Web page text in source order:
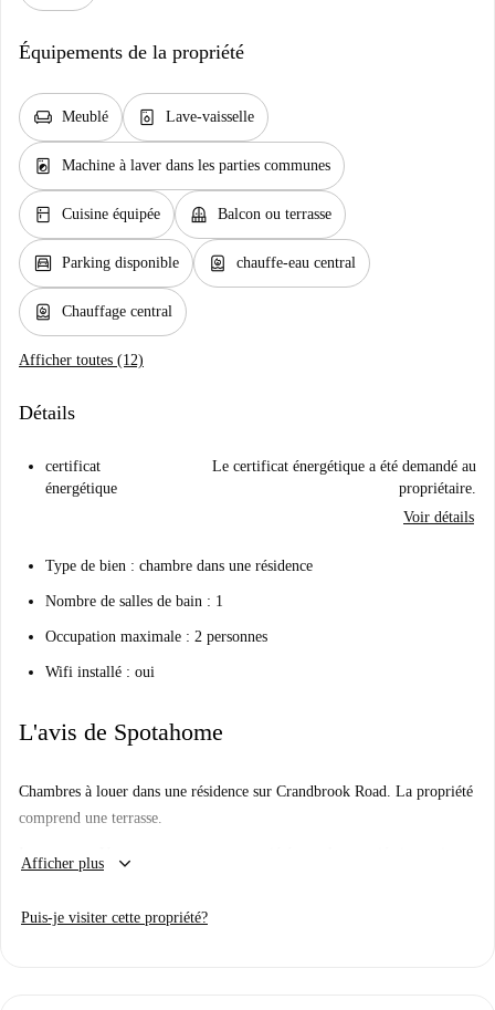
Équipements de la propriété
chair Meublé dishwasher_gen Lave-vaisselle
local_laundry_service Machine à laver dans les parties communes
kitchen Cuisine équipée balcony Balcon ou terrasse
garage Parking disponible water_heater chauffe-eau central
water_heater Chauffage central
Afficher toutes (12)
Détails
certificat
énergétique
Le certificat énergétique a été demandé au
propriétaire.
Voir détails
Type de bien : chambre dans une résidence
Nombre de salles de bain : 1
Occupation maximale : 2 personnes
Wifi installé : oui
L'avis de Spotahome
Chambres à louer dans une résidence sur Crandbrook Road. La propriété
comprend une terrasse.
Important: - Vous partagerez cette propriété avec le propriétaire, qui est
Afficher plus keyboard_arrow_down
Puis-je visiter cette propriété?